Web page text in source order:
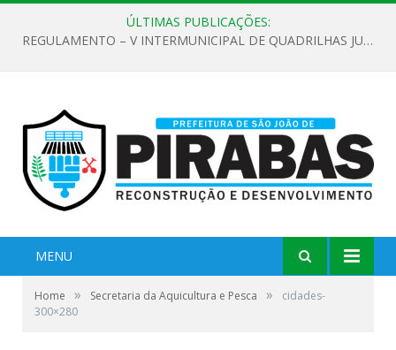
ÚLTIMAS PUBLICAÇÕES:
REGULAMENTO – V INTERMUNICIPAL DE QUADRILHAS JUNINAS 2026
MENU
Home » Secretaria da Aquicultura e Pesca »
cidades-
300×280